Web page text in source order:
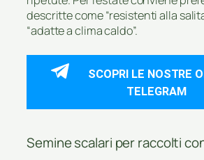
descritte come “resistenti alla
“adatte a clima caldo”.
SCOPRI LE NOSTRE
TELEGRAM
Semine scalari per raccolti